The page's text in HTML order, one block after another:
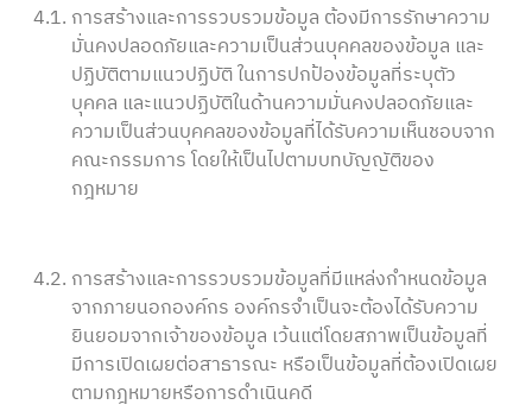
4.1. การสร้างและการรวบรวมข้อมูล ต้องมีการรักษาความ
มั่นคงปลอดภัยและความเป็นส่วนบุคคลของข้อมูล และ
ปฏิบัติตามแนวปฏิบัติ ในการปกป้องข้อมูลที่ระบุตัว
บุคคล และแนวปฏิบัติในด้านความมั่นคงปลอดภัยและ
ความเป็นส่วนบุคคลของข้อมูลที่ได้รับความเห็นชอบจาก
คณะกรรมการ โดยให้เป็นไปตามบทบัญญัติของ
กฎหมาย
4.2. การสร้างและการรวบรวมข้อมูลที่มีแหล่งกำหนดข้อมูล
จากภายนอกองค์กร องค์กรจำเป็นจะต้องได้รับความ
ยินยอมจากเจ้าของข้อมูล เว้นแต่โดยสภาพเป็นข้อมูลที่
มีการเปิดเผยต่อสาธารณะ หรือเป็นข้อมูลที่ต้องเปิดเผย
ตามกฎหมายหรือการดำเนินคดี